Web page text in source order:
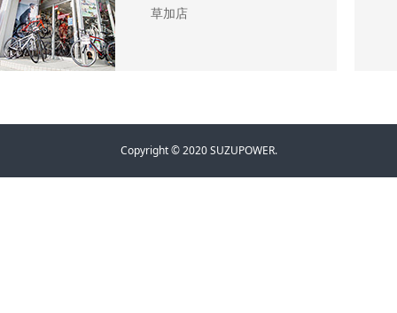
草加店
Copyright © 2020 SUZUPOWER.